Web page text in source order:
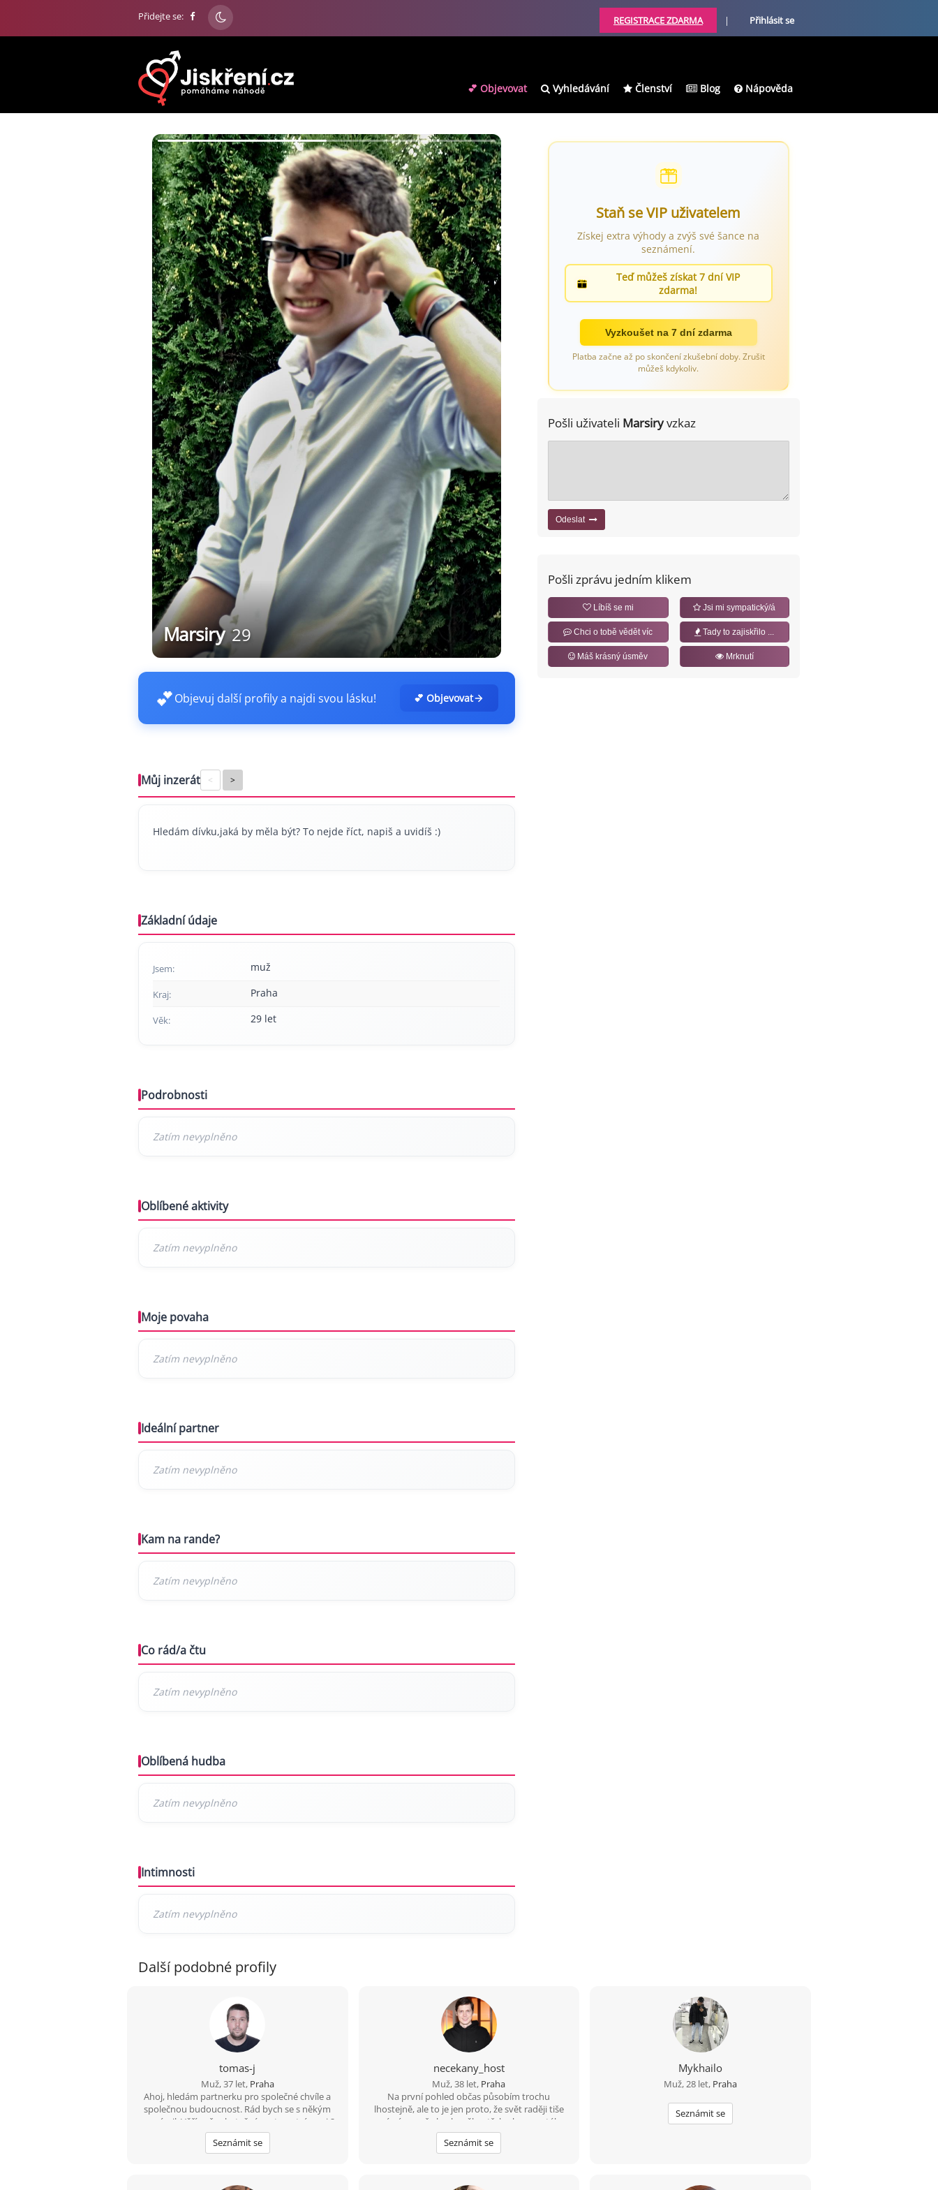
Přidejte se: REGISTRACE ZDARMA | Přihlásit se
💕 Objevovat Vyhledávání Členství Blog Nápověda
Marsiry 29
💕Objevuj další profily a najdi svou lásku! 💕 Objevovat
Můj inzerát < >
Hledám dívku,jaká by měla být? To nejde říct, napiš a uvidíš :)
Základní údaje
Jsem: muž
Kraj: Praha
Věk: 29 let
Podrobnosti
Oblíbené aktivity
Moje povaha
Ideální partner
Kam na rande?
Co rád/a čtu
Oblíbená hudba
Intimnosti
Staň se VIP uživatelem
Získej extra výhody a zvýš své šance na
seznámení.
Teď můžeš získat 7 dní VIP
zdarma!
Vyzkoušet na 7 dní zdarma
Platba začne až po skončení zkušební doby. Zrušit
můžeš kdykoliv.
Pošli uživateli Marsiryvzkaz
Odeslat
Pošli zprávu jedním klikem
Líbíš se mi Jsi mi sympatický/á
Chci o tobě vědět víc Tady to zajiskřilo ...
Máš krásný úsměv Mrknutí
Další podobné profily
tomas-j
Muž, 37 let, Praha
Ahoj, hledám partnerku pro společné chvíle a
společnou budoucnost. Rád bych se s někým
seznámil. Věřím, že skutečné partnerství mezi 2
lidmi existuje. S pozdravem, Tomáš
Seznámit se
necekany_host
Muž, 38 let, Praha
Na první pohled občas působím trochu
lhostejně, ale to je jen proto, že svět raději tiše
vnímám, než abych měl potřebu ho neustále
komentovat. Pokud se se mnou naučíš sdílet
tohle ticho, jiskra přeskočí sama.
Seznámit se
Mykhailo
Muž, 28 let, Praha
Seznámit se